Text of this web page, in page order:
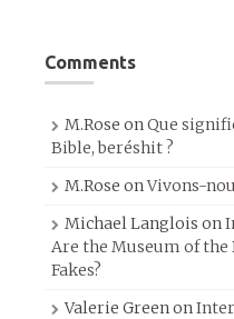
Comments
M.Rose onQue
Bible, beréshit ?
M.Rose onVivons-
Michael Langlois on
Are the Museum of the
Fakes?
Valerie Greenon